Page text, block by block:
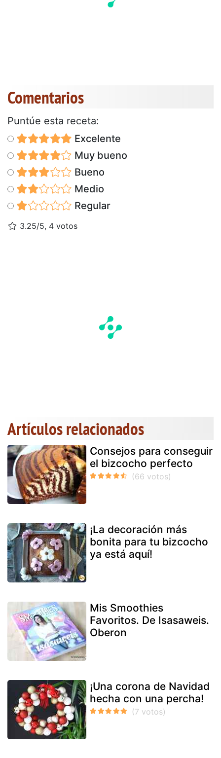
Comentarios
Puntúe esta receta:
Excelente
Muy bueno
Bueno
Medio
Regular
3.25/5, 4 votos
Artículos relacionados
Consejos para conseguir
el bizcocho perfecto
¡La decoración más
bonita para tu bizcocho
ya está aquí!
Mis Smoothies
Favoritos. De Isasaweis.
Oberon
¡Una corona de Navidad
hecha con una percha!